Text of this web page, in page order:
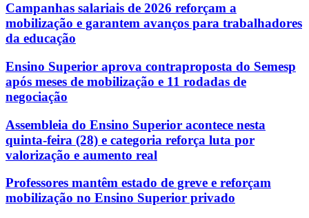
Campanhas salariais de 2026 reforçam a
mobilização e garantem avanços para trabalhadores
da educação
Ensino Superior aprova contraproposta do Semesp
após meses de mobilização e 11 rodadas de
negociação
Assembleia do Ensino Superior acontece nesta
quinta-feira (28) e categoria reforça luta por
valorização e aumento real
Professores mantêm estado de greve e reforçam
mobilização no Ensino Superior privado